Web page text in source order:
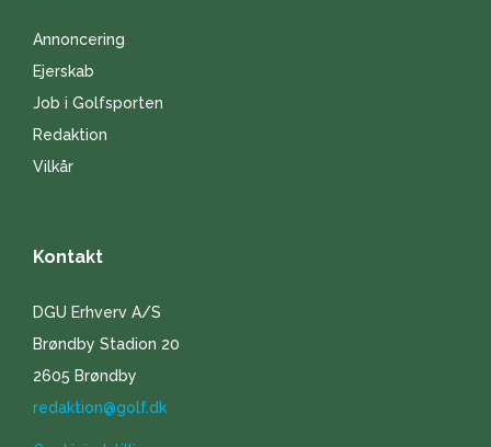
Annoncering
Ejerskab
Job i Golfsporten
Redaktion
Vilkår
Kontakt
DGU Erhverv A/S
Brøndby Stadion 20
2605 Brøndby
redaktion@golf.dk